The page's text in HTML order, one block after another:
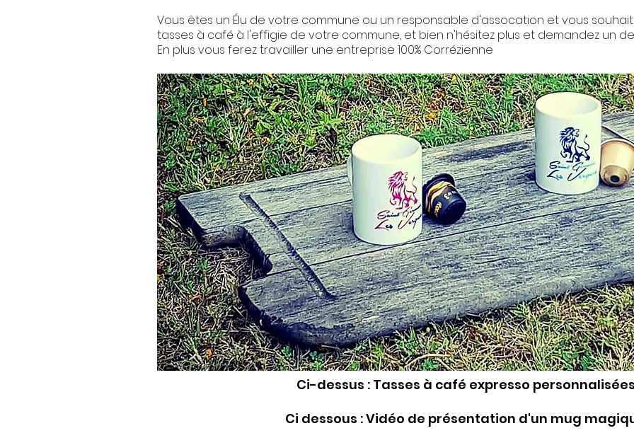
Vous êtes un Élu de votre commune ou un responsable d'assocation et vous
tasses à café à l'effigie de votre commune, et bien n'hésitez plus et demandez un
En plus vous ferez travailler une entreprise 100% Corrézienne
Ci-dessus : Tasses à café expresso
Ci dessous : Vidéo de présentation d'un mug